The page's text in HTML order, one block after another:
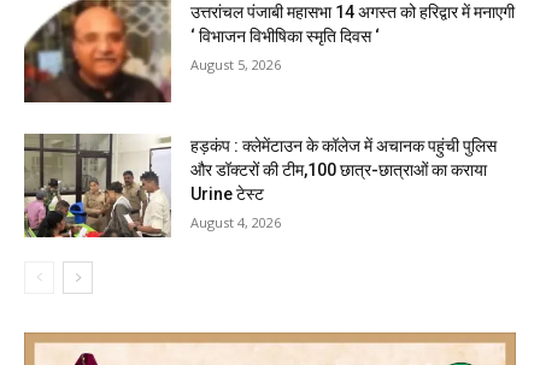
उत्तरांचल पंजाबी महासभा 14 अगस्त को हरिद्वार में मनाएगी
‘ विभाजन विभीषिका स्मृति दिवस ‘
August 5, 2026
हड़कंप : क्लेमेंटाउन के कॉलेज में अचानक पहुंची पुलिस
और डॉक्टरों की टीम,100 छात्र-छात्राओं का कराया
Urine टेस्ट
August 4, 2026